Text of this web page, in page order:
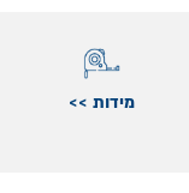
מידות >>